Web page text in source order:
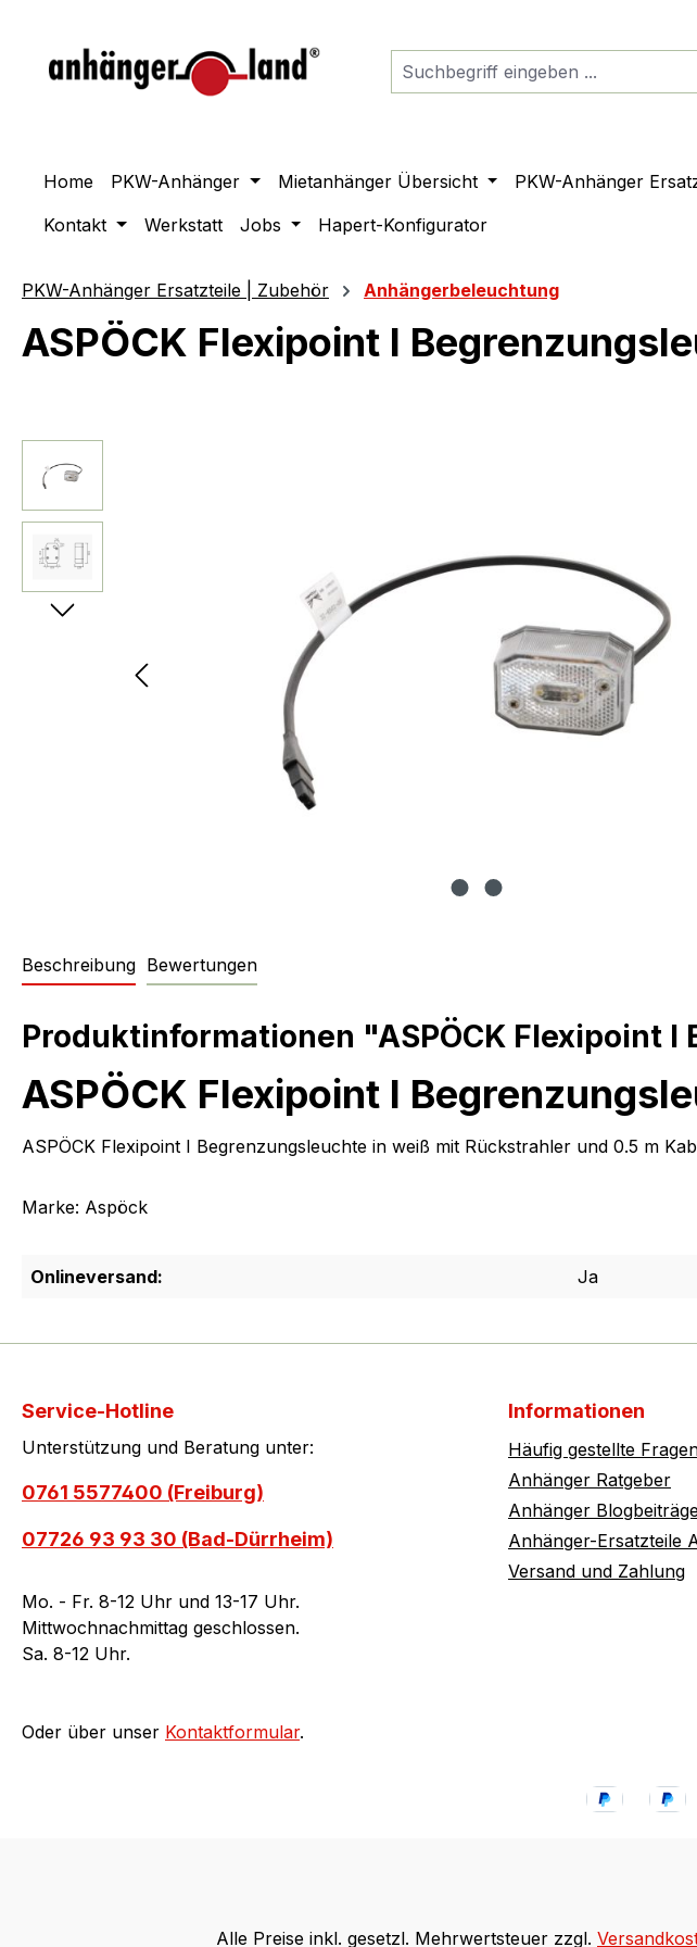
Home PKW-Anhänger Mietanhänger Übersicht PKW-Anhänger
Kontakt
Werkstatt Jobs Hapert-Konfigurator
PKW-Anhänger Ersatzteile | Zubehör Anhängerbeleuchtung
ASPÖCK Flexipoint I
Beschreibung Bewertungen
Produktinformationen "ASPÖCK Flexipoint
ASPÖCK Flexipoint I
ASPÖCK Flexipoint I Begrenzungsleuchte in weiß mit Rückstrahler und 0.5 m
Marke: Aspöck
Onlineversand: Ja
Service-Hotline
Unterstützung und Beratung unter:
0761 5577400 (Freiburg)
07726 93 93 30 (Bad-Dürrheim)
Mo. - Fr. 8-12 Uhr und 13-17 Uhr.
Mittwochnachmittag geschlossen.
Sa. 8-12 Uhr.
Oder über unser Kontaktformular.
Informationen
Häufig gestellte
Anhänger Ratgeber
Anhänger
Anhänger-Ersatzteile
Versand und Zahlung
Alle Preise inkl. gesetzl. Mehrwertsteuer zzgl.